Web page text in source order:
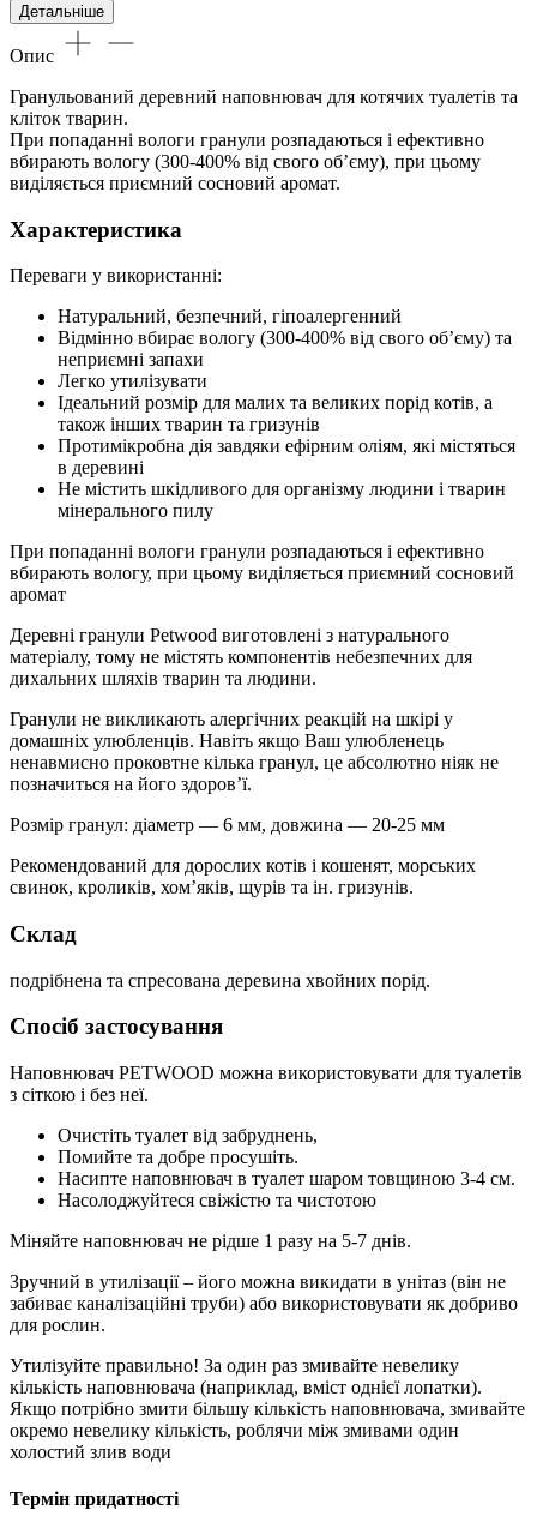
Детальніше
Опис
Гранульований деревний наповнювач для котячих туалетів та
кліток тварин.
При попаданні вологи гранули розпадаються і ефективно
вбирають вологу (300-400% від свого об’єму), при цьому
виділяється приємний сосновий аромат.
Характеристика
Переваги у використанні:
Натуральний, безпечний, гіпоалергенний
Відмінно вбирає вологу (300-400% від свого об’єму) та
неприємні запахи
Легко утилізувати
Ідеальний розмір для малих та великих порід котів, а
також інших тварин та гризунів
Протимікробна дія завдяки ефірним оліям, які містяться
в деревині
Не містить шкідливого для організму людини і тварин
мінерального пилу
При попаданні вологи гранули розпадаються і ефективно
вбирають вологу, при цьому виділяється приємний сосновий
аромат
Деревні гранули Petwood виготовлені з натурального
матеріалу, тому не містять компонентів небезпечних для
дихальних шляхів тварин та людини.
Гранули не викликають алергічних реакцій на шкірі у
домашніх улюбленців. Навіть якщо Ваш улюбленець
ненавмисно проковтне кілька гранул, це абсолютно ніяк не
позначиться на його здоров’ї.
Розмір гранул: діаметр — 6 мм, довжина — 20-25 мм
Рекомендований для дорослих котів і кошенят, морських
свинок, кроликів, хом’яків, щурів та ін. гризунів.
Склад
подрібнена та спресована деревина хвойних порід.
Спосіб застосування
Наповнювач PETWOOD можна використовувати для туалетів
з сіткою і без неї.
Очистіть туалет від забруднень,
Помийте та добре просушіть.
Насипте наповнювач в туалет шаром товщиною 3-4 см.
Насолоджуйтеся свіжістю та чистотою
Міняйте наповнювач не рідше 1 разу на 5-7 днів.
Зручний в утилізації – його можна викидати в унітаз (він не
забиває каналізаційні труби) або використовувати як добриво
для рослин.
Утилізуйте правильно! За один раз змивайте невелику
кількість наповнювача (наприклад, вміст однієї лопатки).
Якщо потрібно змити більшу кількість наповнювача, змивайте
окремо невелику кількість, роблячи між змивами один
холостий злив води
Термін придатності